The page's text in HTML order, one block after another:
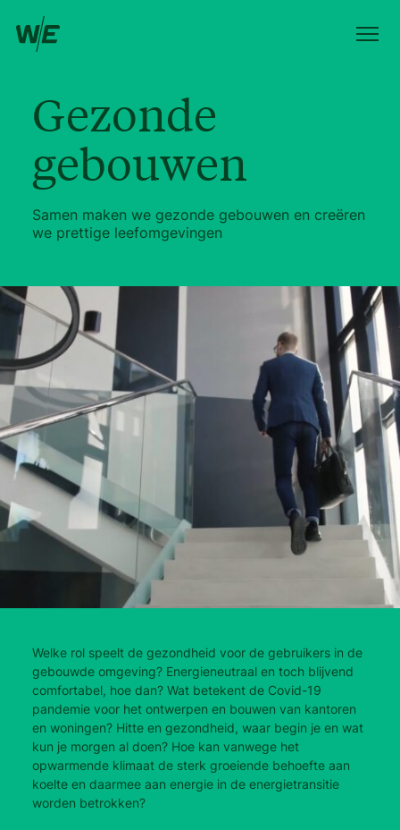
Gezonde
gebouwen
Samen maken we gezonde gebouwen en creëren
we prettige leefomgevingen
Welke rol speelt de gezondheid voor de gebruikers in de
gebouwde omgeving? Energieneutraal en toch blijvend
comfortabel, hoe dan? Wat betekent de Covid-19
pandemie voor het ontwerpen en bouwen van kantoren
en woningen? Hitte en gezondheid, waar begin je en wat
kun je morgen al doen? Hoe kan vanwege het
opwarmende klimaat de sterk groeiende behoefte aan
koelte en daarmee aan energie in de energietransitie
worden betrokken?